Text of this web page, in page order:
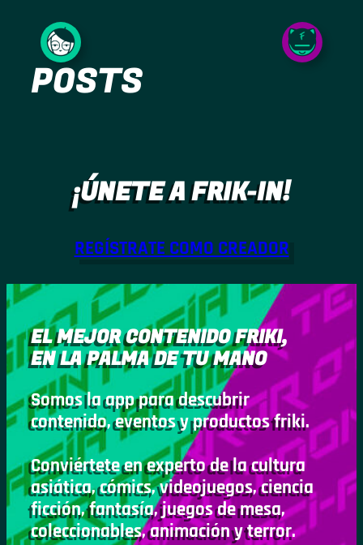
contenido
POSTS
¡ÚNETE A FRIK-IN!
REGÍSTRATE COMO CREADOR
EL MEJOR CONTENIDO FRIKI,
EN LA PALMA DE TU MANO
Somos la app para descubrir
contenido, eventos y productos friki.
Conviértete en experto de la cultura
asiática, cómics, videojuegos, ciencia
ficción, fantasía, juegos de mesa,
coleccionables, animación y terror.